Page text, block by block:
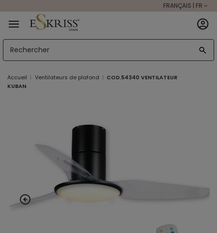
FRANÇAIS | FR
Accueil Ventilateurs de plafond
COD.54340 VENTILATEUR
KUBAN